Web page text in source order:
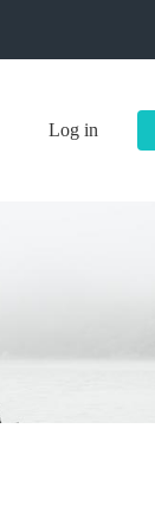
Log in